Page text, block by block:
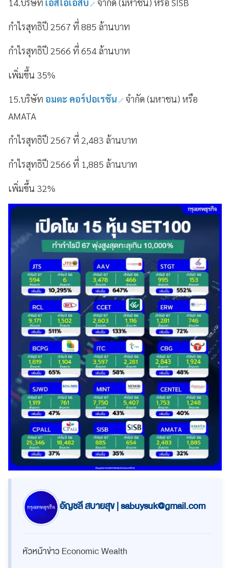
กำไรสุทธิปี 2567 ที่ 885 ล้านบาท
กำไรสุทธิปี 2566 ที่ 654 ล้านบาท
เพิ่มขึ้น 35%
15.บริษัท อมตะ คอร์ปอเรชัน จำกัด (มหาชน) หรือ
AMATA
กำไรสุทธิปี 2567 ที่ 2,483 ล้านบาท
กำไรสุทธิปี 2566 ที่ 1,885 ล้านบาท
เพิ่มขึ้น 32%
อัญชลี สบายสุข |sabuysuk@gmail.com
หัวหน้าข่าว Economic Wealth